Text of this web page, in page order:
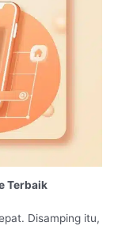
Terbaik
Disamping itu,